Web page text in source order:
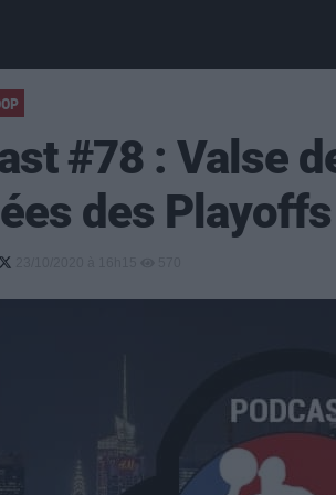
#78 : Valse
des